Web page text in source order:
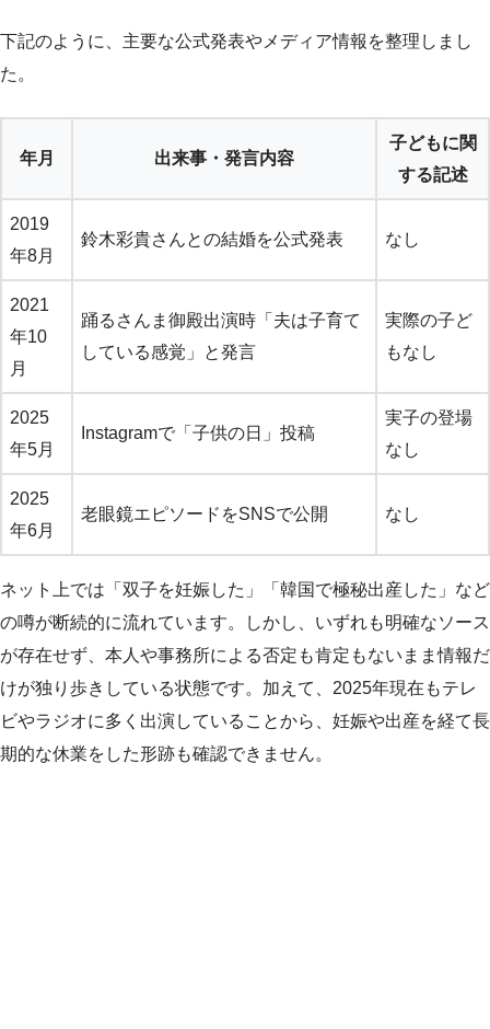
下記のように、主要な公式発表やメディア情報を整理しまし
た。
年月 出来事・発言内容
子どもに関
する記述
2019
年8月
鈴木彩貴さんとの結婚を公式発表 なし
2021
年10
月
踊るさんま御殿出演時「夫は子育て
している感覚」と発言
実際の子ど
もなし
2025
年5月
Instagramで「子供の日」投稿
実子の登場
なし
2025
年6月
老眼鏡エピソードをSNSで公開 なし
ネット上では「双子を妊娠した」「韓国で極秘出産した」など
の噂が断続的に流れています。しかし、いずれも明確なソース
が存在せず、本人や事務所による否定も肯定もないまま情報だ
けが独り歩きしている状態です。加えて、2025年現在もテレ
ビやラジオに多く出演していることから、妊娠や出産を経て長
期的な休業をした形跡も確認できません。